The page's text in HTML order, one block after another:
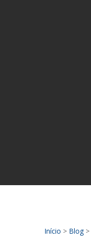
Início > Blog>